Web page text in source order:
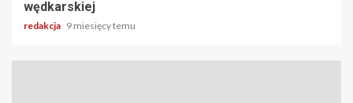
wędkarskiej
redakcja 9 miesięcy temu